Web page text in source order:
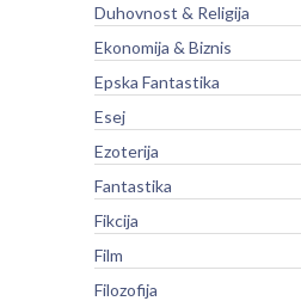
Duhovnost & Religija
Ekonomija & Biznis
Epska Fantastika
Esej
Ezoterija
Fantastika
Fikcija
Film
Filozofija